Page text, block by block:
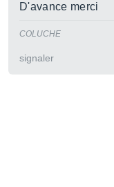
D'avance merci
COLUCHE
signaler